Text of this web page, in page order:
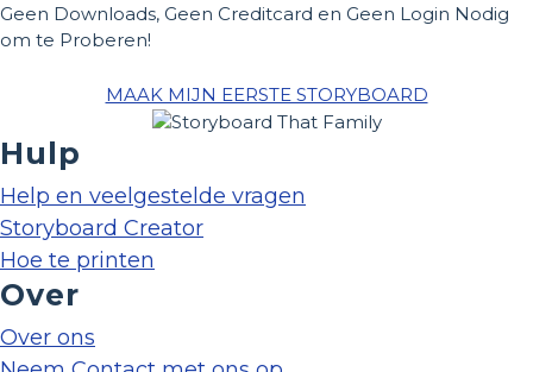
Geen Downloads, Geen Creditcard en Geen Login Nodig
om te Proberen!
MAAK MIJN EERSTE STORYBOARD
Hulp
Help en veelgestelde vragen
Storyboard Creator
Hoe te printen
Over
Over ons